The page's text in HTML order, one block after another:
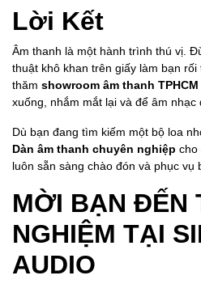
Lời Kết
Âm thanh là một hành trình thú vị.
thuật khô khan trên giấy làm bạn
thăm showroom âm thanh TPHCM
xuống, nhắm mắt lại và để âm nhạc
Dù bạn đang tìm kiếm một bộ loa
Dàn âm thanh chuyên nghiệp cho
luôn sẵn sàng chào đón và phục vụ
MỜI BẠN ĐẾN
NGHIỆM TẠI
AUDIO